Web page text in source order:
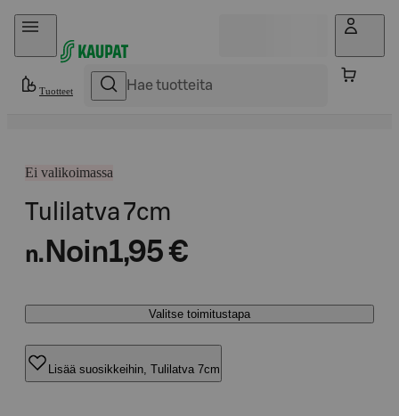
Hyppää sisältöön
Tuotteet
Ei valikoimassa
Tulilatva 7cm
n. Noin1,95 €
Valitse toimitustapa
Lisää suosikkeihin, Tulilatva 7cm